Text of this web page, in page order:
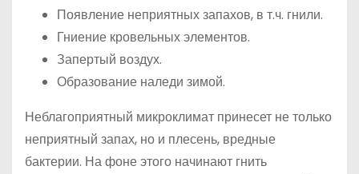
Появление неприятных запахов, в т.ч. гнили.
Гниение кровельных элементов.
Запертый воздух.
Образование наледи зимой.
Неблагоприятный микроклимат принесет не только
неприятный запах, но и плесень, вредные
бактерии. На фоне этого начинают гнить